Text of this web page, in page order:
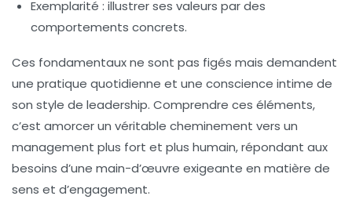
Exemplarité : illustrer ses valeurs par des
comportements concrets.
Ces fondamentaux ne sont pas figés mais demandent
une pratique quotidienne et une conscience intime de
son style de leadership. Comprendre ces éléments,
c’est amorcer un véritable cheminement vers un
management plus fort et plus humain, répondant aux
besoins d’une main-d’œuvre exigeante en matière de
sens et d’engagement.